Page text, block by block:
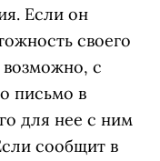
Если он
своего
с
письмо в
для нее с ним
сообщит в